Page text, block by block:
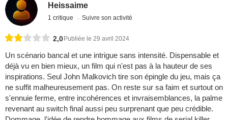
Heissaime
1 critique Suivre son activité
2,0 Publiée le 29 avril 2024
Un scénario bancal et une intrigue sans intensité. Dispensable et
déjà vu en bien mieux, un film qui n'est pas à la hauteur de ses
inspirations. Seul John Malkovich tire son épingle du jeu, mais ça
ne suffit malheureusement pas. On reste sur sa faim et surtout on
s'ennuie ferme, entre incohérences et invraisemblances, la palme
revenant au switch final aussi peu surprenant que peu crédible.